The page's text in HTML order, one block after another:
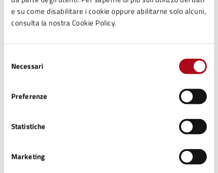
e su come disabilitare i cookie oppure abilitarne solo alcuni,
consulta la nostra Cookie Policy.
delNecessari
Preferenze
Statistiche
Marketing
Costi
5 €
Contatti